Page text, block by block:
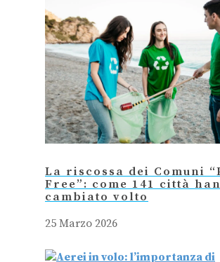
La riscossa dei Comuni
Free”: come 141 città
cambiato volto
25 Marzo 2026